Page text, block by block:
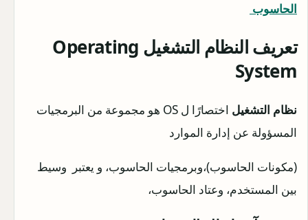
الحاسوب
تعريف النظام
التشغيل Operating
System
نظام التشغيل
اختصارًا ل OS هو مجموعة من البرمجيات
المسؤولة عن إدارة الموارد
(مكونات الحاسوب)،وبرمجيات الحاسوب، و يعتبر وسيط
بين المستخدم، وعتاد الحاسوب،